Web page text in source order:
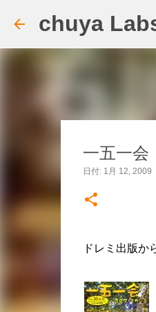
chuya
一五一会
日付: 1月 12, 2009
ドレミ出版か